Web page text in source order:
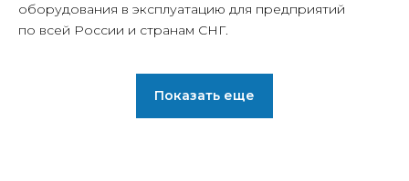
оборудования в эксплуатацию для предприятий
по всей России и странам СНГ.
Показать еще
© ООО "ЛЮФТСЕРВИС+"